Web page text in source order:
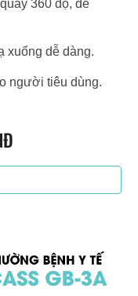
360 độ, dễ
xuống dễ dàng.
người tiêu dùng.